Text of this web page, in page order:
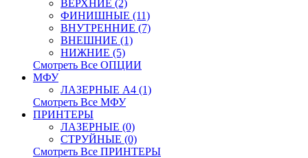
ВЕРХНИЕ (2)
ФИНИШНЫЕ (11)
ВНУТРЕННИЕ (7)
ВНЕШНИЕ (1)
НИЖНИЕ (5)
Смотреть Все ОПЦИИ
МФУ
ЛАЗЕРНЫЕ A4 (1)
Смотреть Все МФУ
ПРИНТЕРЫ
ЛАЗЕРНЫЕ (0)
СТРУЙНЫЕ (0)
Смотреть Все ПРИНТЕРЫ